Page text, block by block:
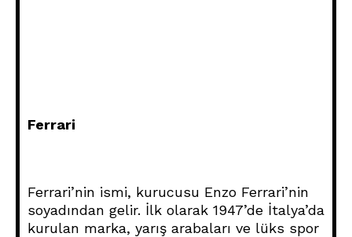
Ferrari
Ferrari’nin ismi, kurucusu Enzo Ferrari’nin
soyadından gelir. İlk olarak 1947’de İtalya’da
kurulan marka, yarış arabaları ve lüks spor